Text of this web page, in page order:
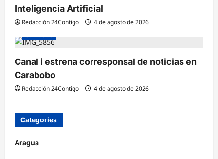
Inteligencia Artificial
Redacción 24Contigo
4 de agosto de 2026
Carabobo
Canal i estrena corresponsal de noticias en
Carabobo
Redacción 24Contigo 4 de agosto de 2026
Categories
Aragua